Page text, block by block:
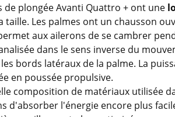
de plongée Avanti Quattro + ont une
taille. Les palmes ont un chausson
aux ailerons de se cambrer
dans le sens inverse du
bords latéraux de la palme. La
en poussée propulsive.
composition de matériaux utilisée
d'absorber l'énergie encore plus